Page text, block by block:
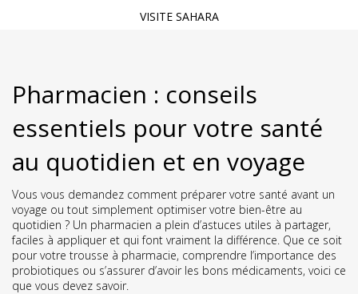
VISITE SAHARA
Pharmacien : conseils
essentiels pour votre santé
au quotidien et en voyage
Vous vous demandez comment préparer votre santé avant un
voyage ou tout simplement optimiser votre bien-être au
quotidien ? Un pharmacien a plein d’astuces utiles à partager,
faciles à appliquer et qui font vraiment la différence. Que ce soit
pour votre trousse à pharmacie, comprendre l’importance des
probiotiques ou s’assurer d’avoir les bons médicaments, voici ce
que vous devez savoir.